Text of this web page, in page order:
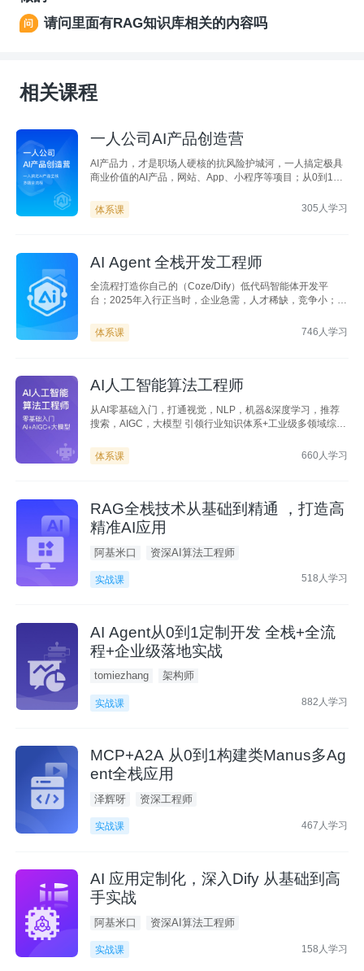
请问里面有RAG知识库相关的内容吗
相关课程
一人公司AI产品创造营
AI产品力，才是职场人硬核的抗风险护城河，一人搞定极具
商业价值的AI产品，网站、App、小程序等项目；从0到1打
地能力
体系课 305人学习
AI Agent 全栈开发工程师
全流程打造你自己的（Coze/Dify）低代码智能体开发平
台；2025年入行正当时，企业急需，人才稀缺，竞争小；无
体系课
746人学习
AI人工智能算法工程师
从AI零基础入门，打通视觉，NLP，机器&深度学习，推荐
搜索，AIGC，大模型 引领行业知识体系+工业级多领域综合
时代抢手人才，多领域灵活就业
体系课 660人学习
RAG全栈技术从基础到精通 ，打造高
精准AI应用
阿基米口 资深AI算法工程师
实战课 518人学习
AI Agent从0到1定制开发 全栈+全流
程+企业级落地实战
tomiezhang 架构师
实战课 882人学习
MCP+A2A 从0到1构建类Manus多Ag
ent全栈应用
泽辉呀 资深工程师
实战课 467人学习
AI 应用定制化，深入Dify 从基础到高
手实战
阿基米口 资深AI算法工程师
实战课 158人学习